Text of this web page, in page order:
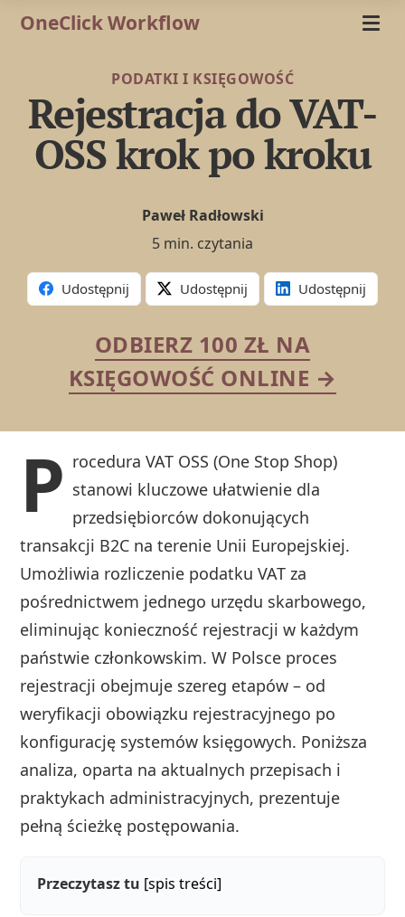
OneClick Workflow
PODATKI I KSIĘGOWOŚĆ
Rejestracja do VAT-
OSS krok po kroku
Paweł Radłowski
5 min. czytania
Udostępnij Udostępnij Udostępnij
ODBIERZ 100 ZŁ NA
KSIĘGOWOŚĆ ONLINE →
P rocedura VAT OSS (One Stop Shop)
stanowi kluczowe ułatwienie dla
przedsiębiorców dokonujących
transakcji B2C na terenie Unii Europejskiej.
Umożliwia rozliczenie podatku VAT za
pośrednictwem jednego urzędu skarbowego,
eliminując konieczność rejestracji w każdym
państwie członkowskim. W Polsce proces
rejestracji obejmuje szereg etapów – od
weryfikacji obowiązku rejestracyjnego po
konfigurację systemów księgowych. Poniższa
analiza, oparta na aktualnych przepisach i
praktykach administracyjnych, prezentuje
pełną ścieżkę postępowania.
Przeczytasz tu [spis treści]